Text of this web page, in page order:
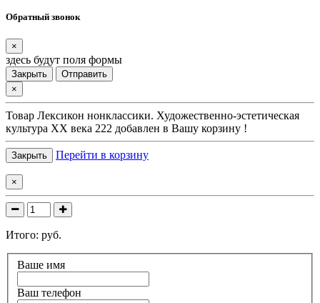
Обратный звонок
×
здесь будут поля формы
Закрыть
Отправить
×
Товар Лексикон нонклассики. Художественно-эстетическая
культура XX века 222 добавлен в Вашу корзину !
Закрыть Перейти в корзину
×
Итого: руб.
Ваше имя
Ваш телефон